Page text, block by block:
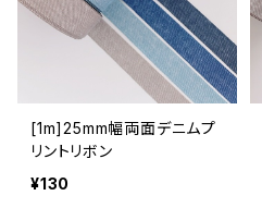
[1m]25mm幅両面デニムプ
リントリボン
¥130